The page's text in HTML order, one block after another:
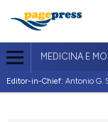
MEDICINA E
Editor-in-Chief: Antonio G.